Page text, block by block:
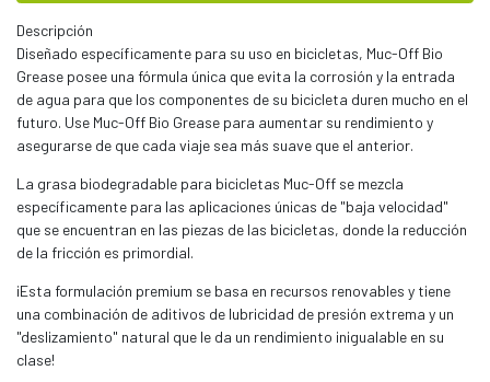
Descripción
Diseñado específicamente para su uso en bicicletas, Muc-Off Bio
Grease posee una fórmula única que evita la corrosión y la entrada
de agua para que los componentes de su bicicleta duren mucho en el
futuro. Use Muc-Off Bio Grease para aumentar su rendimiento y
asegurarse de que cada viaje sea más suave que el anterior.
La grasa biodegradable para bicicletas Muc-Off se mezcla
específicamente para las aplicaciones únicas de "baja velocidad"
que se encuentran en las piezas de las bicicletas, donde la reducción
de la fricción es primordial.
¡Esta formulación premium se basa en recursos renovables y tiene
una combinación de aditivos de lubricidad de presión extrema y un
"deslizamiento" natural que le da un rendimiento inigualable en su
clase!